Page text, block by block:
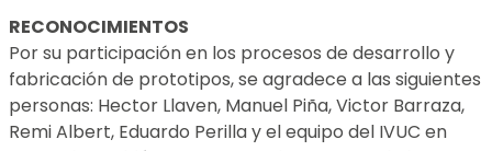
RECONOCIMIENTOS
Por su participación en los procesos de desarrollo y
fabricación de prototipos, se agradece a las siguientes
personas: Hector Llaven, Manuel Piña, Victor Barraza,
Remi Albert, Eduardo Perilla y el equipo del IVUC en